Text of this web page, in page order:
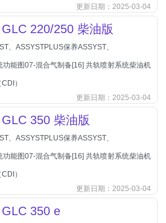
更新日期：2025-03-04
220/250 柴油版
、ASSYSTPLUS保养ASSYST、
能图07-混合气制备[16] 共轨喷射系统柴油机
）
更新日期：2025-03-04
350 柴油版
、ASSYSTPLUS保养ASSYST、
能图07-混合气制备[16] 共轨喷射系统柴油机
）
更新日期：2025-03-04
350 e